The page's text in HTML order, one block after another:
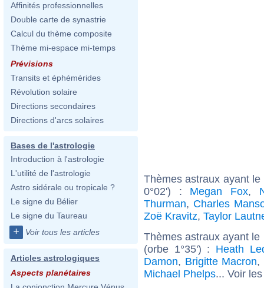
Affinités professionnelles
Double carte de synastrie
Calcul du thème composite
Thème mi-espace mi-temps
Prévisions
Transits et éphémérides
Révolution solaire
Directions secondaires
Directions d'arcs solaires
Bases de l'astrologie
Introduction à l'astrologie
L'utilité de l'astrologie
Astro sidérale ou tropicale ?
Le signe du Bélier
Le signe du Taureau
+ Voir tous les articles
Articles astrologiques
Aspects planétaires
Thèmes astraux ayant
0°02') : Megan Fox,
Thurman, Charles
Zoë Kravitz, Taylor
Thèmes astraux ayant
(orbe 1°35') : Heath
Damon, Brigitte Macron,
Michael Phelps... Voir